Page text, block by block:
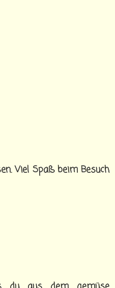
Viel Spaß beim Besuch